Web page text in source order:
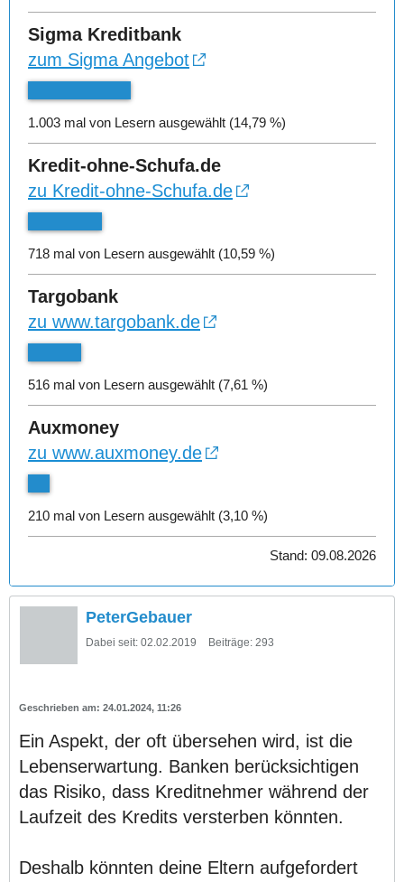
Sigma Kreditbank
zum Sigma Angebot
1.003 mal von Lesern ausgewählt (14,79 %)
Kredit-ohne-Schufa.de
zu Kredit-ohne-Schufa.de
718 mal von Lesern ausgewählt (10,59 %)
Targobank
zu www.targobank.de
516 mal von Lesern ausgewählt (7,61 %)
Auxmoney
zu www.auxmoney.de
210 mal von Lesern ausgewählt (3,10 %)
Stand: 09.08.2026
PeterGebauer
Dabei seit: 02.02.2019 Beiträge: 293
24.01.2024, 11:26
Ein Aspekt, der oft übersehen wird, ist die
Lebenserwartung. Banken berücksichtigen
das Risiko, dass Kreditnehmer während der
Laufzeit des Kredits versterben könnten.
Deshalb könnten deine Eltern aufgefordert